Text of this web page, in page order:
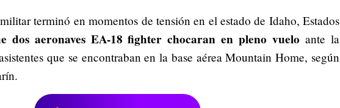
terminó en momentos de tensión en el estado de Idaho, Estados
dos aeronaves EA-18 fighter chocaran en pleno vuelo ante la
que se encontraban en la base aérea Mountain Home, según
.